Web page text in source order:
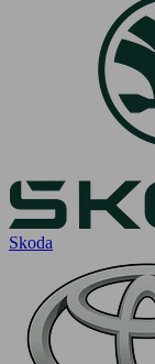
Skoda